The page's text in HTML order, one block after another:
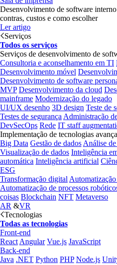
Desenvolvimento de software
contras, custos e como escolher
Ler artigo
Serviços
Todos os serviços
Serviços de desenvolvimento de
Consultoria e aconselhamento em TI
Desenvolvimento móvel
Desenvolvimento de software
MVP Desenvolvimento da cloud
mainframe Modernização do legado
UI/UX desenho 3D design Teste de
Testes de segurança Administração
DevSecOps Rede IT staff
Implementação de tecnologias
Big Data Gestão de dados Análise
Visualização de dados Inteligência
automática Inteligência artificial
ESG
Transformação digital Automatização
Automatização de processos
coisas Blockchain NFT Metaverso
AR &VR
Tecnologias
Todas as tecnologias
Front-end
React Angular Vue.js JavaScript
Back-end
Java .NET Python PHP Node.js